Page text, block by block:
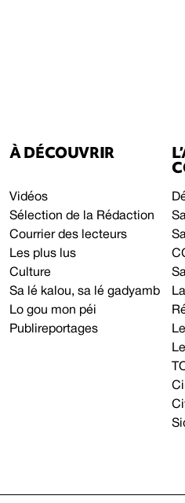
À DÉCOUVRIR
Vidéos
Sélection de la Rédaction
Courrier des lecteurs
Les plus lus
Culture
Sa lé kalou, sa lé gadyamb
Lo gou mon péi
Publireportages